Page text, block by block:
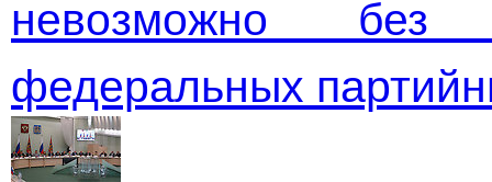
невозможно без
федеральных